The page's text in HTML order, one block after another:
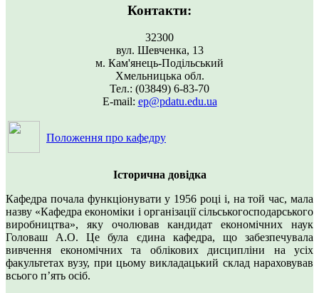
Контакти:
32300
вул. Шевченка, 13
м. Кам'янець-Подільський
Хмельницька обл.
Тел.: (03849) 6-83-70
Е-mail: ep@pdatu.edu.ua
Положення про кафедру
Історична довідка
Кафедра почала функціонувати у 1956 році і, на той час, мала
назву «Кафедра економіки і організації сільськогосподарського
виробництва», яку очолював кандидат економічних наук
Головаш А.О. Це була єдина кафедра, що забезпечувала
вивчення економічних та облікових дисципліни на усіх
факультетах вузу, при цьому викладацький склад нараховував
всього п’ять осіб.